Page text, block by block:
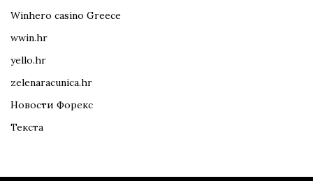
Winhero casino Greece
wwin.hr
yello.hr
zelenaracunica.hr
Новости Форекс
Текста